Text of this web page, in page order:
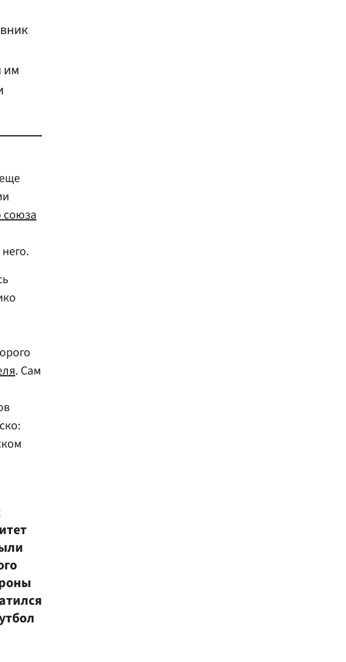
им
союза
. Сам